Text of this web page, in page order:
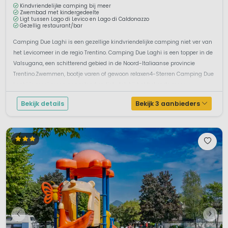
Kindvriendelijke camping bij meer
Zwembad met kindergedeelte
Ligt tussen Lago di Levico en Lago di Caldonazzo
Gezellig restaurant/bar
Camping Due Laghi is een gezellige kindvriendelijke camping niet ver van
het Levicomeer in de regio Trentino. Camping Due Laghi is een topper in de
Valsugana, een schitterend gebied in de Noord-Italiaanse provincie
Trentino.Zwemmen, bootje varen of gewoon relaxen4-Sterren Camping Due
Bekijk details Bekijk 3 aanbieders